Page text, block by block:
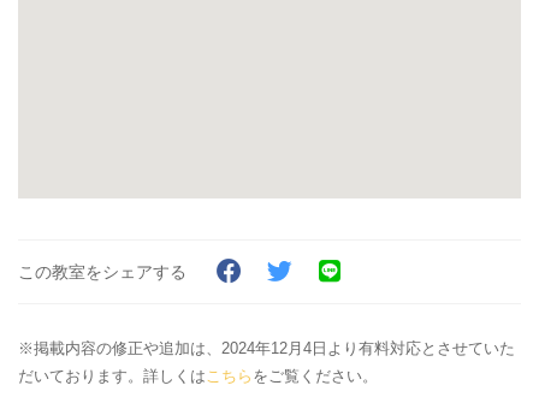
この教室をシェアする
※掲載内容の修正や追加は、2024年12月4日より有料対応とさせていた
だいております。詳しくは こちら をご覧ください。